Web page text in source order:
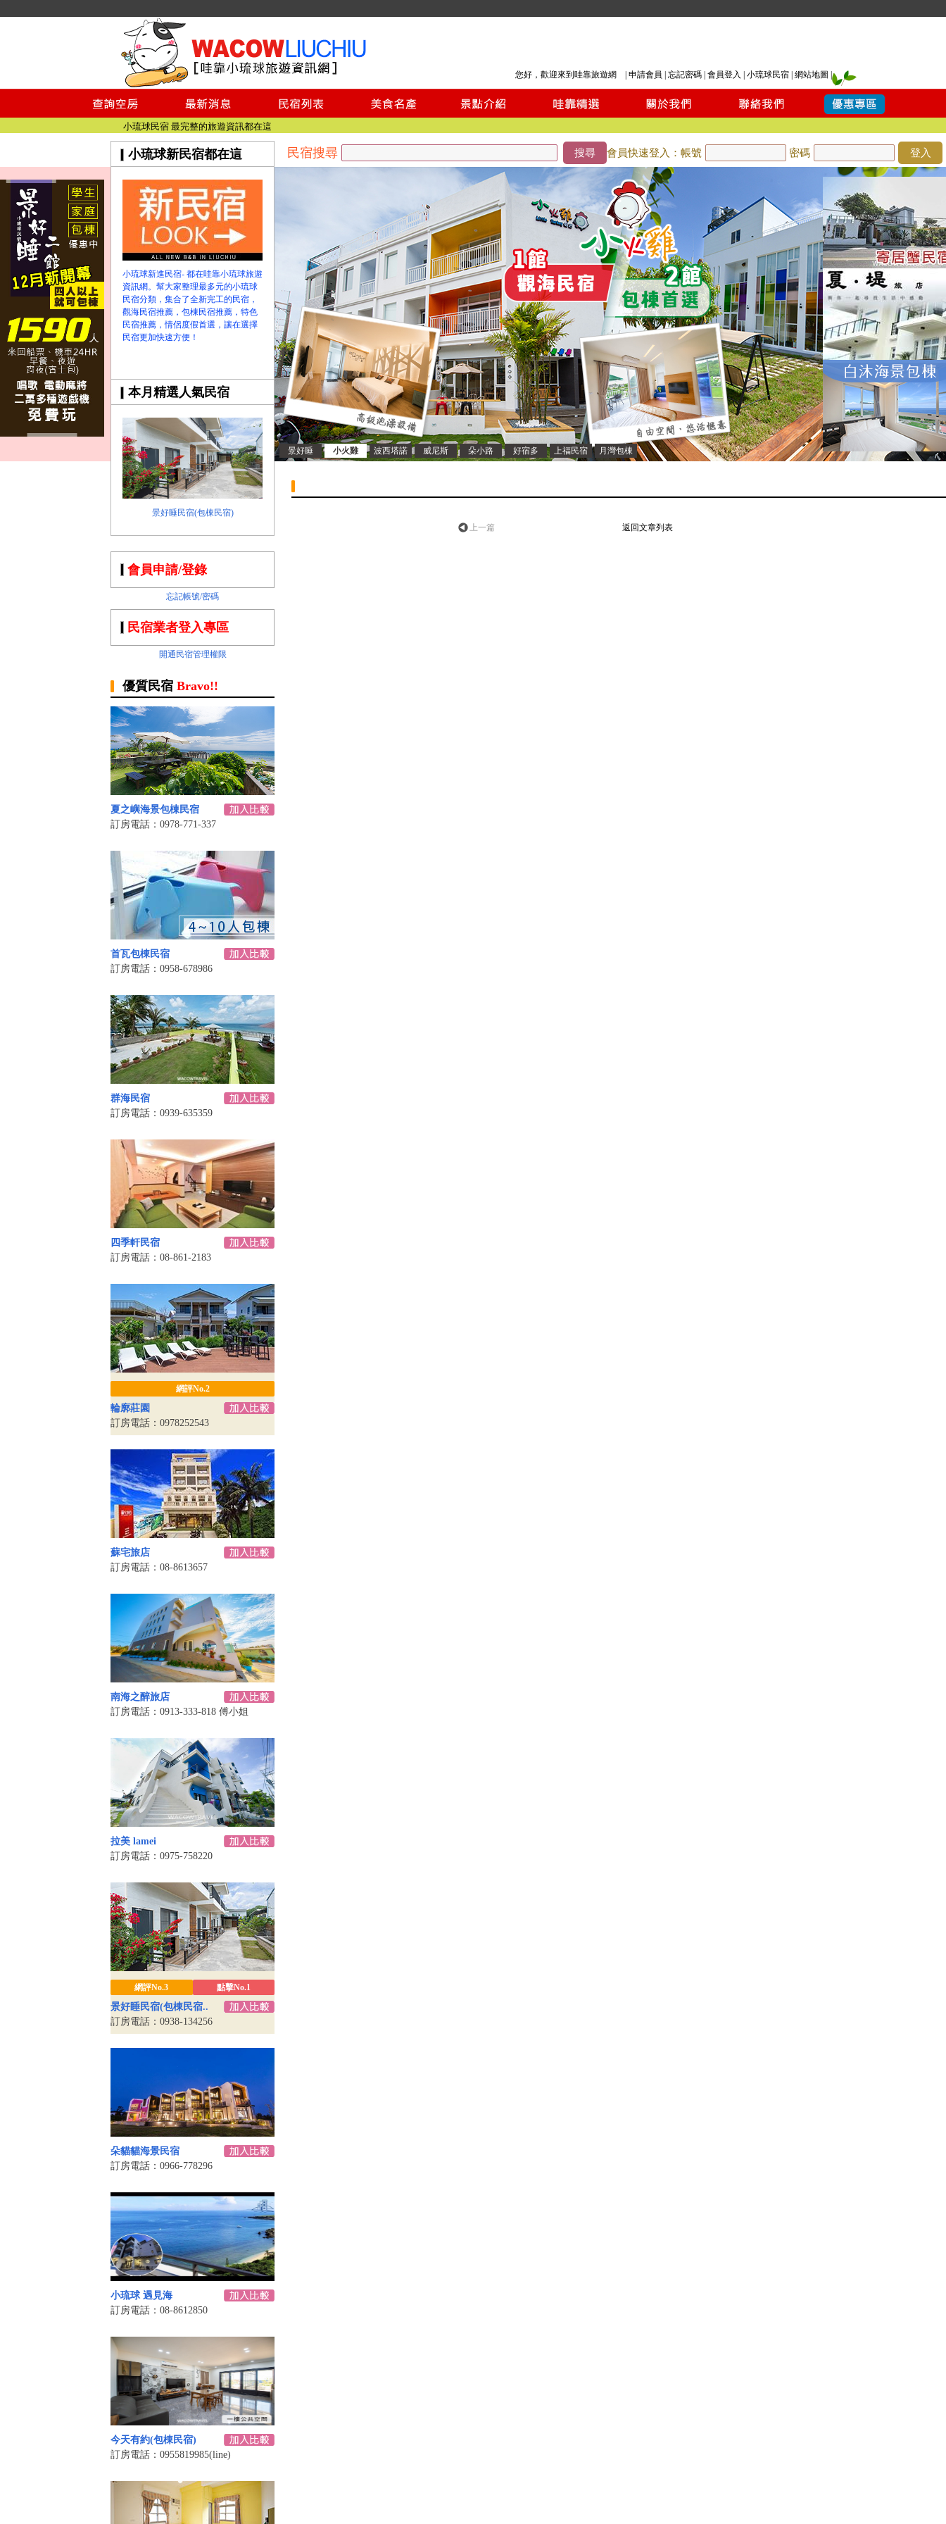
您好，歡迎來到哇靠旅遊網 | 申請會員 忘記密碼 會員登入 小琉球民宿 網站地圖
小琉球民宿空房
小琉球民宿
【小琉球民宿特約】東港停車場!!看這邊
小琉球民宿 最完整的旅遊資訊都在這
【哇靠小琉球】新版官網熱情開站
【哇靠小琉球粉絲團】即時動態!!
小琉球民宿空房
小琉球民宿
小琉球民宿推薦
【小琉球民宿特約】東港停車場!!看這邊
小琉球民宿 最完整的旅遊資訊都在這
【哇靠小琉球】新版官網熱情開站
【哇靠小琉球粉絲團】即時動態!!
小琉球新民宿都在這
小琉球新進民宿- 都在哇靠小琉球旅遊
資訊網。幫大家整理最多元的小琉球
民宿分類，集合了全新完工的民宿，
觀海民宿推薦，包棟民宿推薦，特色
民宿推薦，情侶度假首選，讓在選擇
民宿更加快速方便！
本月精選人氣民宿
景好睡民宿(包棟民宿)
景好睡 小火雞 波西塔諾 威尼斯 朵小路 好宿多 上福民宿 月灣包棟
民宿搜尋 搜尋 會員快速登入：帳號 密碼 登入
會員申請/登錄
忘記帳號/密碼
民宿業者登入專區
開通民宿管理權限
優質民宿 Bravo!!
夏之嶼海景包棟民宿
訂房電話：0978-771-337
首瓦包棟民宿
訂房電話：0958-678986
群海民宿
訂房電話：0939-635359
四季軒民宿
訂房電話：08-861-2183
網評No.2
輪廓莊園
訂房電話：0978252543
蘇宅旅店
訂房電話：08-8613657
南海之醉旅店
訂房電話：0913-333-818 傅小姐
拉美 lamei
訂房電話：0975-758220
網評No.3 點擊No.1
景好睡民宿(包棟民宿..
訂房電話：0938-134256
朵貓貓海景民宿
訂房電話：0966-778296
小琉球 遇見海
訂房電話：08-8612850
今天有約(包棟民宿)
訂房電話：0955819985(line)
上一篇 返回文章列表